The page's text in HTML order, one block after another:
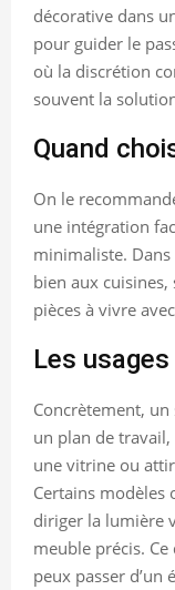
décorative dans
pour guider le
où la discrétion
souvent la
Quand
On le
une intégration
minimaliste.
bien aux
pièces à vivre
Les
Concrètement,
un plan de
une vitrine ou
Certains modèles
diriger la lumière
meuble précis. Ce
peux passer